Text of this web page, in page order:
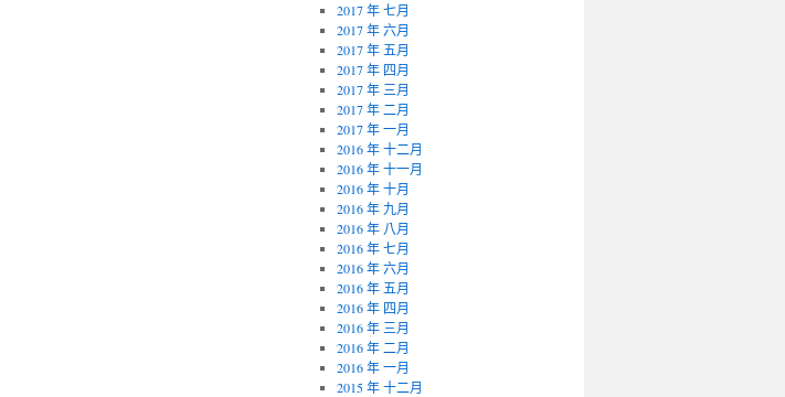
2017 年 七月
2017 年 六月
2017 年 五月
2017 年 四月
2017 年 三月
2017 年 二月
2017 年 一月
2016 年 十二月
2016 年 十一月
2016 年 十月
2016 年 九月
2016 年 八月
2016 年 七月
2016 年 六月
2016 年 五月
2016 年 四月
2016 年 三月
2016 年 二月
2016 年 一月
2015 年 十二月